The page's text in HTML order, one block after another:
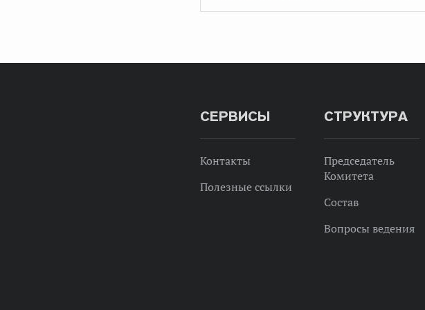
СЕРВИСЫ
Контакты
Полезные ссылки
СТРУКТУРА
Председатель
Комитета
Состав
Вопросы ведения